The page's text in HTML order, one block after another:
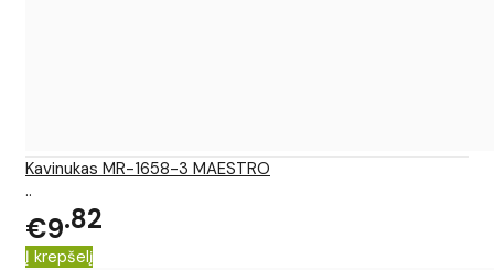
Kavinukas MR-1658-3 MAESTRO
..
€9 82
Į krepšelį